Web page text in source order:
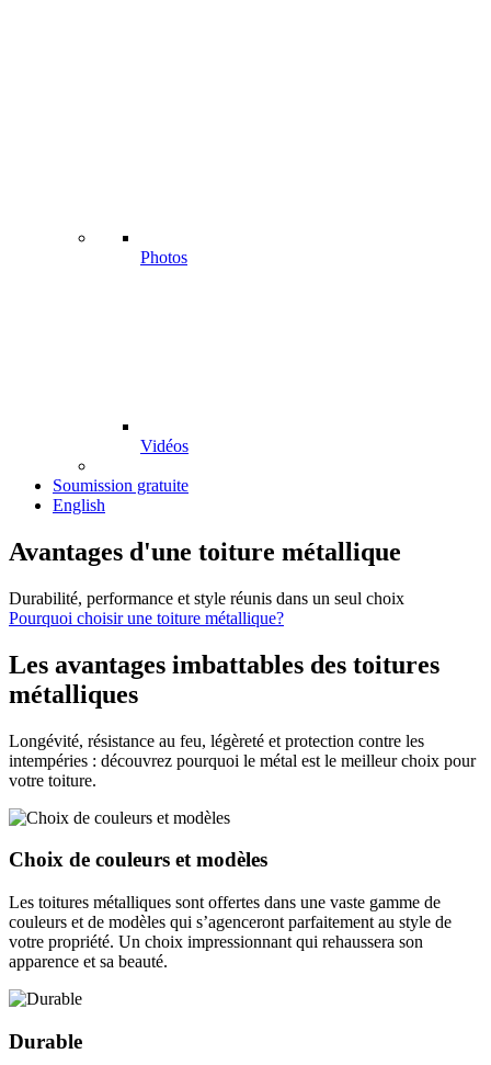
Photos
Vidéos
Soumission gratuite
English
Avantages d'une toiture métallique
Durabilité, performance et style réunis dans un seul choix
Pourquoi choisir une toiture métallique?
Les avantages imbattables des toitures
métalliques
Longévité, résistance au feu, légèreté et protection contre les
intempéries : découvrez pourquoi le métal est le meilleur choix pour
votre toiture.
Choix de couleurs et modèles
Les toitures métalliques sont offertes dans une vaste gamme de
couleurs et de modèles qui s’agenceront parfaitement au style de
votre propriété. Un choix impressionnant qui rehaussera son
apparence et sa beauté.
Durable